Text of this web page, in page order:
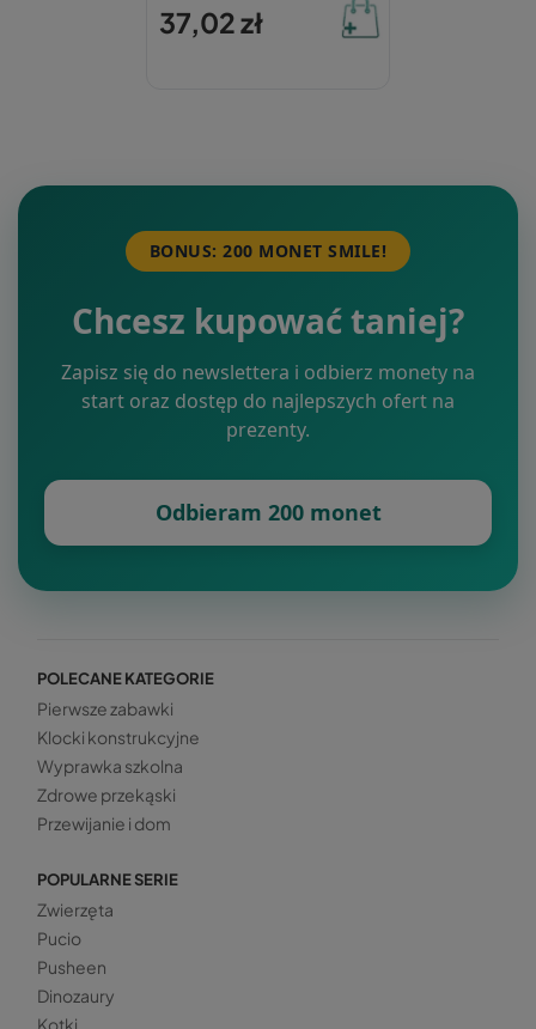
37,02 zł
BONUS: 200 MONET SMILE!
Chcesz kupować taniej?
Zapisz się do newslettera i odbierz monety na
start oraz dostęp do najlepszych ofert na
prezenty.
Odbieram 200 monet
POLECANE KATEGORIE
Pierwsze zabawki
Klocki konstrukcyjne
Wyprawka szkolna
Zdrowe przekąski
Przewijanie i dom
POPULARNE SERIE
Zwierzęta
Pucio
Pusheen
Dinozaury
Kotki